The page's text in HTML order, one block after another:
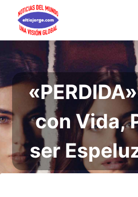
Saltar
contenido
con Vida,
ser